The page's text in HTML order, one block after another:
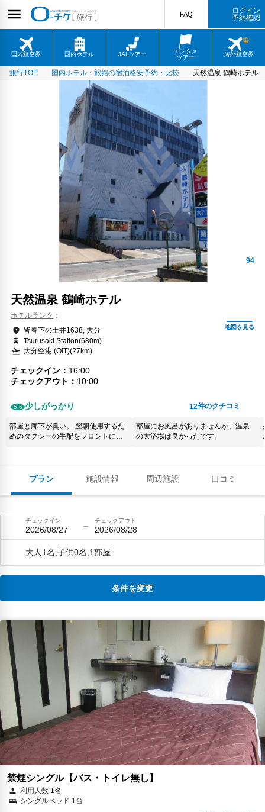
国内航空券 国内ホテル JALツアー
エンタメ
ツアー
海外航空券
FAQ
ログイン
予約確認
旅行TOP 国内ホテル・旅館の宿泊格安予約・比較 天然温泉 鶴崎ホテル
プラン 施設情報 周辺施設 口コミ
天然温泉 鶴崎ホテル
ホテルランク
皆春下の土井1638, 大分
Tsurusaki Station(680m)
大分空港 (OIT)(27km)
チェックイン
16:00
チェックアウト
10:00
5.6 少しがっかり 12件のクチコミ
部屋と廊下が臭い。 翌朝使用するた
めのタクシーの手配をフロントにし
かれ、こちらが悪いような言いよ
部屋にお風呂がありませんが、温泉
の大浴場は良かったです。
チェックイン
2026/08/27
チェックアウト
2026/08/28
大人1名,子供0名,1部屋
条件を変更
禁煙シングル【バス・トイレ無し】
利用人数 1名
シングルベッド 1台